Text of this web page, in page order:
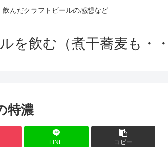
飲んだクラフトビールの感想など
を飲む（煮干蕎麦も・
特濃
LINE コピー